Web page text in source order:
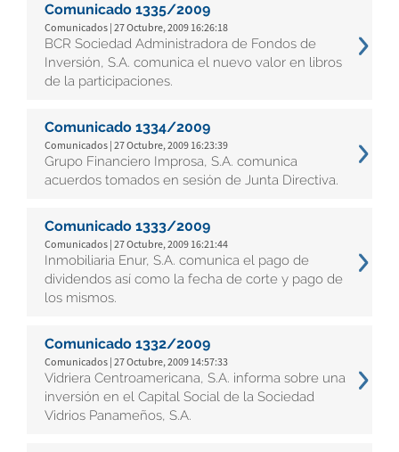
Comunicado 1335/2009
Comunicados | 27 Octubre, 2009 16:26:18
BCR Sociedad Administradora de Fondos de
Inversión, S.A. comunica el nuevo valor en libros
de la participaciones.
Comunicado 1334/2009
Comunicados | 27 Octubre, 2009 16:23:39
Grupo Financiero Improsa, S.A. comunica
acuerdos tomados en sesión de Junta Directiva.
Comunicado 1333/2009
Comunicados | 27 Octubre, 2009 16:21:44
Inmobiliaria Enur, S.A. comunica el pago de
dividendos así como la fecha de corte y pago de
los mismos.
Comunicado 1332/2009
Comunicados | 27 Octubre, 2009 14:57:33
Vidriera Centroamericana, S.A. informa sobre una
inversión en el Capital Social de la Sociedad
Vidrios Panameños, S.A.